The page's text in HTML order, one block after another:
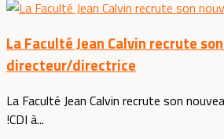
La Faculté Jean Calvin recrute
directeur/directrice
La Faculté Jean Calvin recrute son
!CDI à...